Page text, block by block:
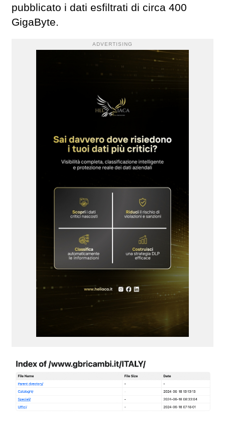
pubblicato i dati esfiltrati di circa 400
GigaByte.
ADVERTISING